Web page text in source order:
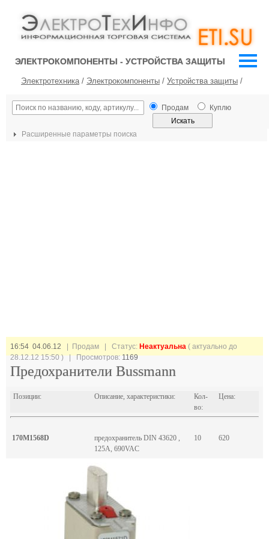
ЭЛЕКТРОКОМПОНЕНТЫ - УСТРОЙСТВА ЗАЩИТЫ
Электротехника/ Электрокомпоненты / Устройства защиты /
Продам Куплю
Расширенные параметры поиска
16:54 04.06.12 | Продам | Статус: Неактуальна ( актуально до
28.12.12 15:50 ) | Просмотров:1169
Предохранители Bussmann
Позиции: Описание, характеристики:
Кол-
во:
Цена:
170M1568D
предохранитель DIN 43620 ,
125A, 690VAC
10 620